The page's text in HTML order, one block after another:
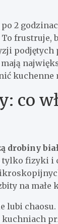
2
frustruje,
podjętych
kuchenne
co
drobiny
tylko fizyki
na małe
lubi